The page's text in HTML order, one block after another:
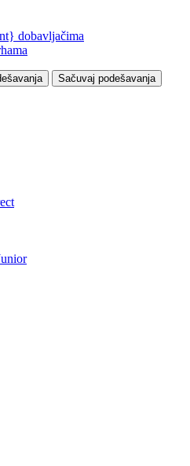
dobavljačima
Sačuvaj podešavanja